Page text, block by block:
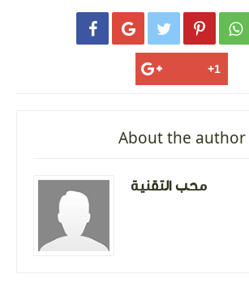
    
About the author
محب التقنية